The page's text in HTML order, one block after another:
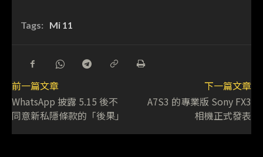
Tags: Mi 11
前一篇文章
WhatsApp 披露 5.15 後不
同意新私隱條款的「後果」
下一篇文章
A7S3 的專業版 Sony FX3
相機正式發表